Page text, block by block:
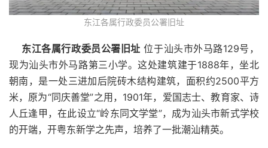
东江各属行政委员公署旧址
东江各属行政委员公署旧址 位于汕头市外马路129号，
现为汕头市外马路第三小学。这处建筑建于1888年，坐北
朝南，是一处三进加后院砖木结构建筑，面积约2500平方
米，原为“同庆善堂”之用，1901年，爱国志士、教育家、诗
人丘逢甲，在此设立“岭东同文学堂”，成为汕头市新式学校
的开端，开粤东新学之先声，培养了一批潮汕精英。